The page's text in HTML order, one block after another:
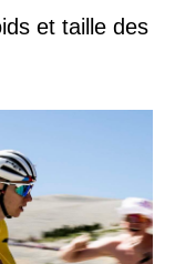
et taille des